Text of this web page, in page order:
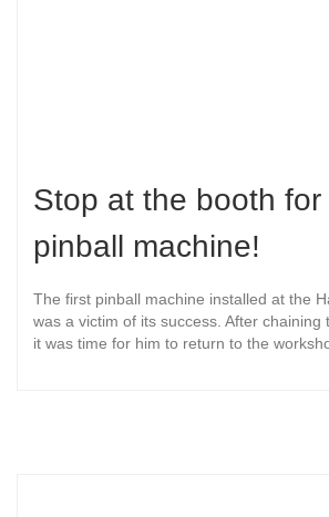
Stop at the booth
pinball machine!
The first pinball machine installed at the
was a victim of its success. After chaining
it was time for him to return to the